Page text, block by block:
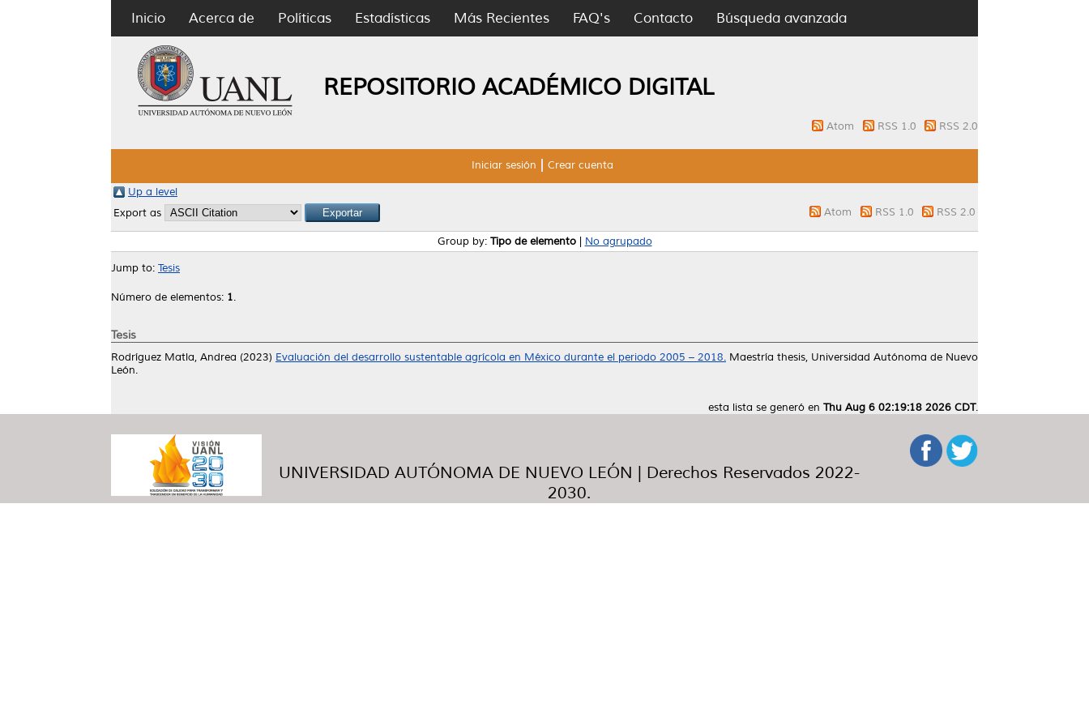
Inicio Acerca de Políticas Estadísticas Más Recientes FAQ's Contacto Búsqueda avanzada
REPOSITORIO ACADÉMICO DIGITAL
Atom RSS 1.0 RSS 2.0
Iniciar sesión Crear cuenta
Up a level
Export as
Atom RSS 1.0 RSS 2.0
Group by: Tipo de elemento| No agrupado
Jump to: Tesis
Número de elementos: 1.
Tesis
Rodríguez Matla, Andrea (2023) Evaluación del desarrollo sustentable agrícola en México durante el periodo 2005 – 2018. Maestría thesis, Universidad Autónoma de Nuevo
León.
esta lista se generó en Thu Aug 6 02:19:18 2026 CDT.
UNIVERSIDAD AUTÓNOMA DE NUEVO LEÓN | Derechos Reservados 2022-
2030.